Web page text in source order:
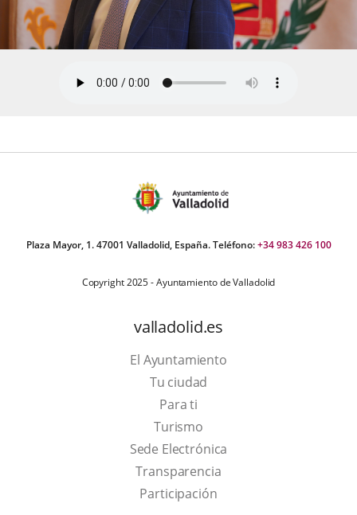
Plaza Mayor, 1. 47001 Valladolid, España. Teléfono:+34 983 426 100
Copyright 2025 - Ayuntamiento de Valladolid
valladolid.es
El Ayuntamiento
Tu ciudad
Para ti
TurismoThis
link
will
open
Sede Electrónica
Transparencia
Participación